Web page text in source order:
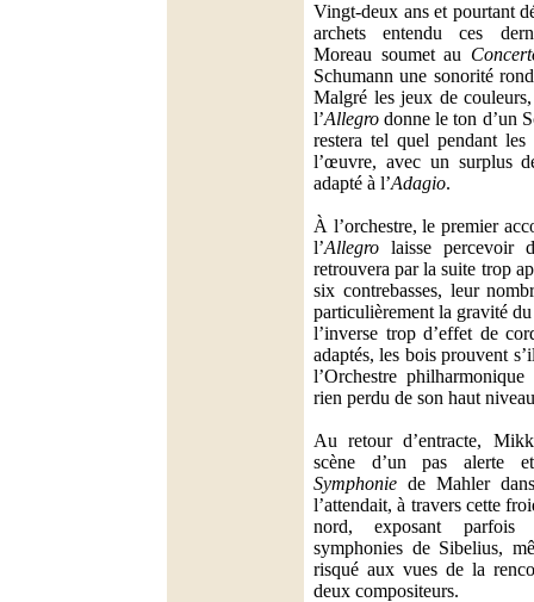
Vingt-deux ans et pourtant
archets entendu ces
Moreau soumet au
Schumann une sonorité
Malgré les jeux de
l’Allegro donne le ton d’un
restera tel quel pendant
l’œuvre, avec un surplus
adapté à l’Adagio.
À l’orchestre, le premier
l’Allegro laisse percevoir
retrouvera par la suite trop
six contrebasses, leur
particulièrement la gravité
l’inverse trop d’effet de
adaptés, les bois prouvent
l’Orchestre
rien perdu de son haut
Au retour d’entracte,
scène d’un pas
Symphonie de Mahler
l’attendait, à travers cette
nord, exposant parfois
symphonies de Sibelius,
risqué aux vues de la
deux compositeurs.